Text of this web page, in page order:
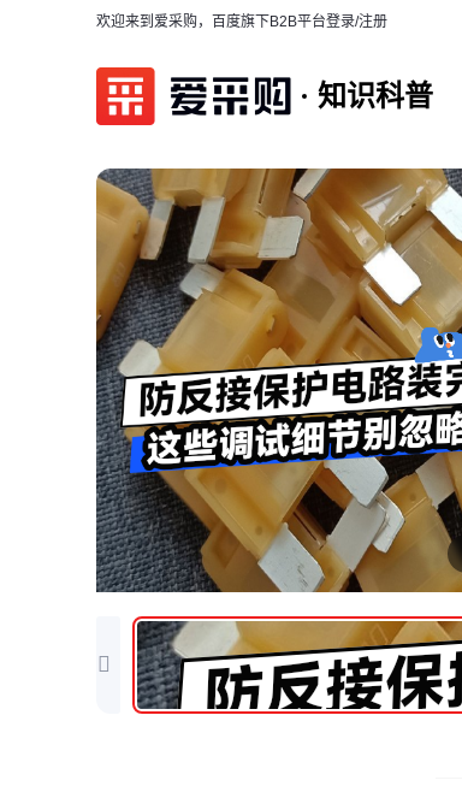
欢迎来到爱采购，百度旗下B2B平台登录/注册
知识科普